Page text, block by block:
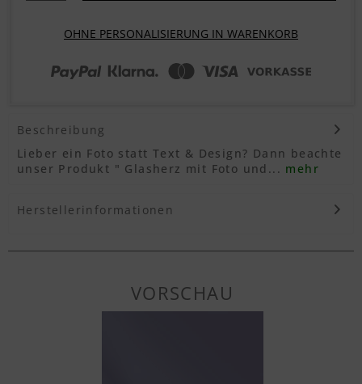
OHNE PERSONALISIERUNG IN WARENKORB
Beschreibung
Lieber ein Foto statt Text & Design? Dann beachte
unser Produkt " Glasherz mit Foto und... mehr
Herstellerinformationen
VORSCHAU